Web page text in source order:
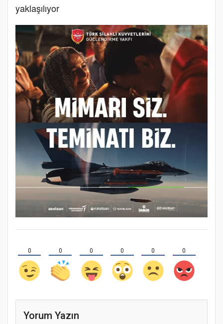
0 0 0 0 0 0
Yorum Yazın